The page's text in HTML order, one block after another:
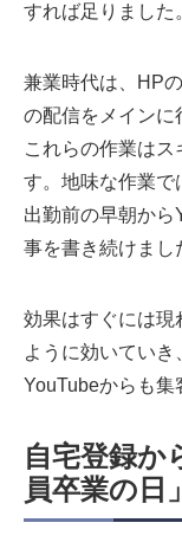
すれば足りました
兼業時代は、HP
の配信をメインに
これらの作業は
す。地味な作業で
出勤前の早朝から
事を書き続けまし
効果はすぐには現
ように効いてい
YouTubeからも集
自宅登録か
員卒業の日